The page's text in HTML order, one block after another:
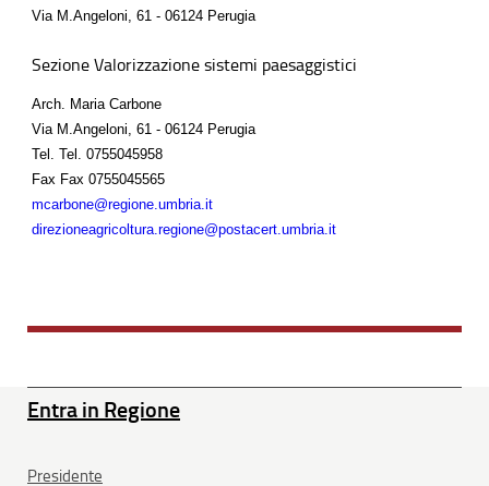
Via M.Angeloni, 61 - 06124 Perugia
Sezione Valorizzazione sistemi paesaggistici
Arch. Maria Carbone
Via M.Angeloni, 61 - 06124 Perugia
Tel.
Tel. 0755045958
Fax Fax 0755045565
mcarbone@regione.umbria.it
direzioneagricoltura.regione@postacert.umbria.it
Entra in Regione
Presidente